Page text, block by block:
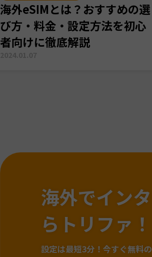
海外eSIMとは？おすすめの選
び方・料金・設定方法を初心
者向けに徹底解説
海外でイン
らトリファ！
設定は最短3分！ 今すぐ無料